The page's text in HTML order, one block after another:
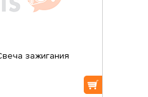
зажигания